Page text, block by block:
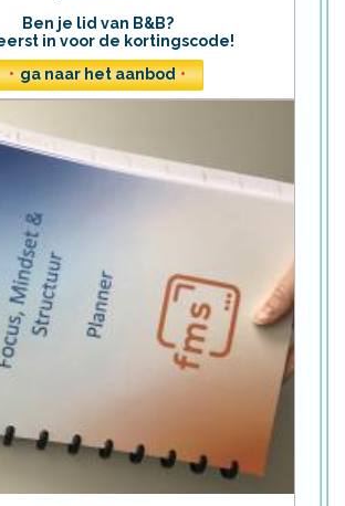
Ben je lid van B&B?
in voor de kortingscode!
• ga naar het aanbod •